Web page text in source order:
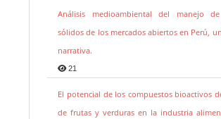
Análisis medioambiental del manejo
sólidos de los mercados abiertos en Perú,
narrativa.
21
El potencial de los compuestos bioactivos
de frutas y verduras en la industria